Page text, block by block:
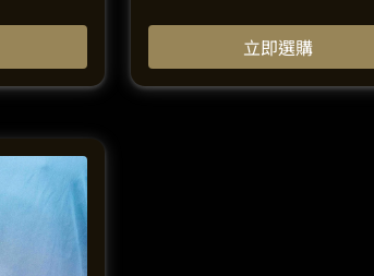
立即選購